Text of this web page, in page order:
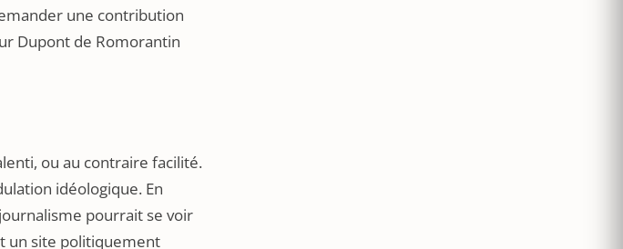
une contribution
Dupont de Romorantin
ou au contraire facilité.
idéologique. En
pourrait se voir
un site politiquement